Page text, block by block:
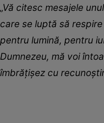
„Vă citesc mesajele
care se luptă să
pentru lumină, pentru
Dumnezeu, mă voi
îmbrățișez cu